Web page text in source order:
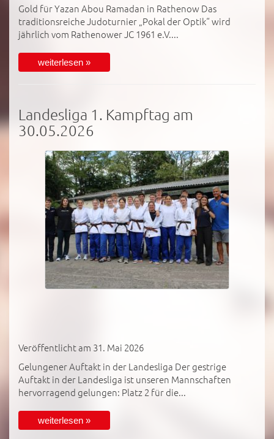
Gold für Yazan Abou Ramadan in Rathenow Das
traditionsreiche Judoturnier „Pokal der Optik“ wird
jährlich vom Rathenower JC 1961 e.V....
weiterlesen »
Landesliga 1. Kampftag am
30.05.2026
Veröffentlicht am 31. Mai 2026
Gelungener Auftakt in der Landesliga Der gestrige
Auftakt in der Landesliga ist unseren Mannschaften
hervorragend gelungen: Platz 2 für die...
weiterlesen »